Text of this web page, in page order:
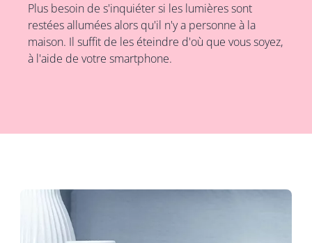
Plus besoin de s'inquiéter si les lumières sont
restées allumées alors qu'il n'y a personne à la
maison. Il suffit de les éteindre d'où que vous soyez,
à l'aide de votre smartphone.